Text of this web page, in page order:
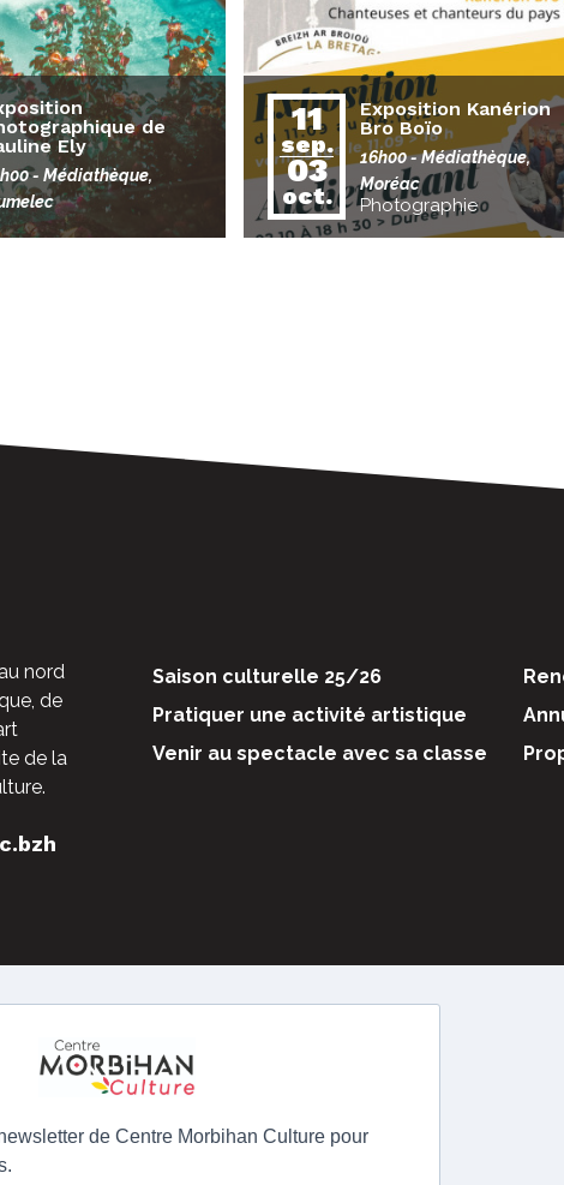
de
Ely
- Médiathèque,
11
sep.
03
oct.
Exposition Kanérion
Bro Boïo
16h00- Médiathèque,
Moréac
Photographie
nord
de
de la
Saison culturelle 25/26
Pratiquer une activité artistique
Venir au spectacle avec sa classe
de Centre Morbihan Culture pour